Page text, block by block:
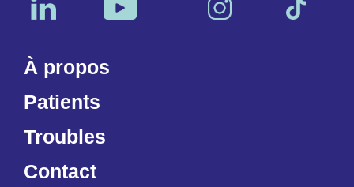
À propos
Patients
Troubles
Contact